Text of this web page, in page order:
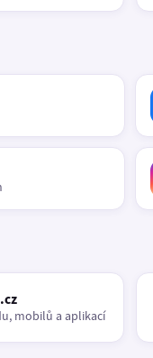
mobilů a aplikací